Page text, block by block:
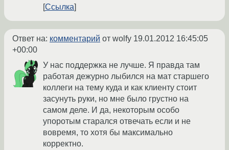
Ссылка
Ответ на: комментарий от wolfy 19.01.2012 16:45:05
+00:00
У нас поддержка не лучше. Я правда там
работая дежурно лыбился на мат старшего
коллеги на тему куда и как клиенту стоит
засунуть руки, но мне было грустно на
самом деле. И да, некоторым особо
упоротым старался отвечать если и не
вовремя, то хотя бы максимально
корректно.